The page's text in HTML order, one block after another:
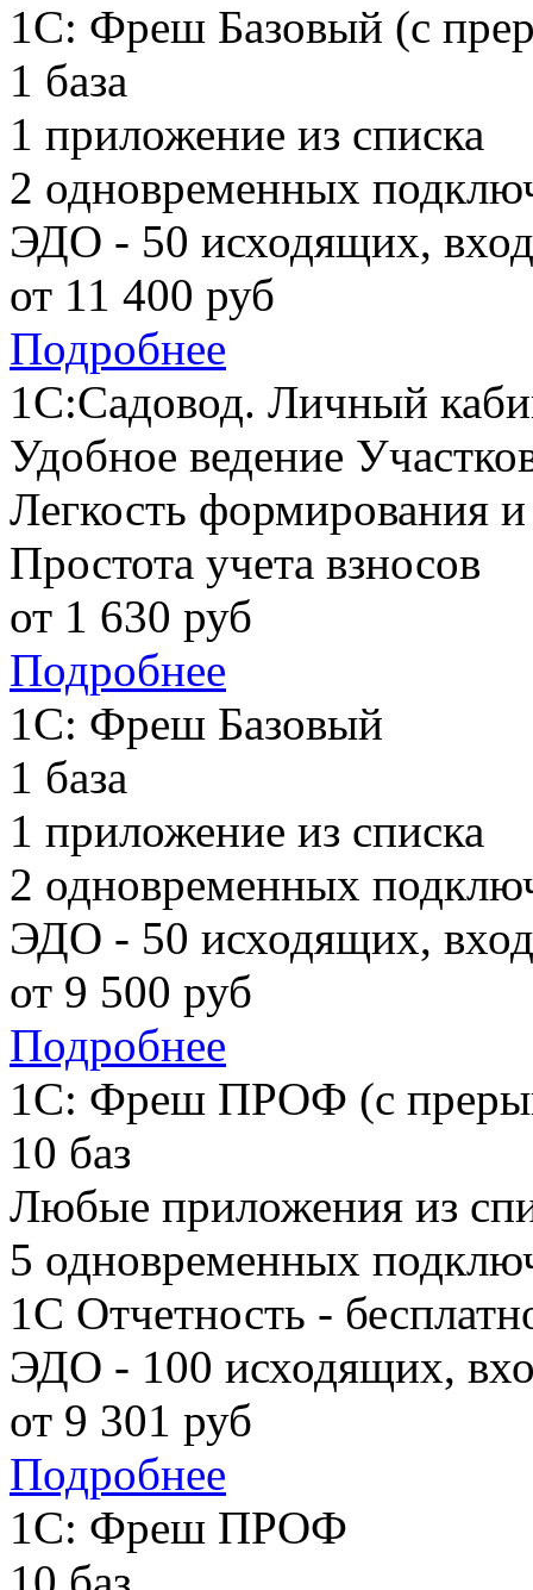
1С: Фреш Базовый (с
1 база
1 приложение из списка
2 одновременных
ЭДО - 50 исходящих,
от 11 400 руб
Подробнее
1С:Садовод. Личный
Удобное ведение
Легкость формирования
Простота учета взносов
от 1 630 руб
Подробнее
1С: Фреш Базовый
1 база
1 приложение из списка
2 одновременных
ЭДО - 50 исходящих,
от 9 500 руб
Подробнее
1С: Фреш ПРОФ (с
10 баз
Любые приложения из
5 одновременных
1С Отчетность -
ЭДО - 100 исходящих,
от 9 301 руб
Подробнее
1С: Фреш ПРОФ